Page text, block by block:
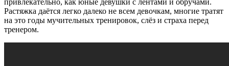
Растяжка даётся легко далеко не всем девочкам, многие тратят
на это годы мучительных тренировок, слёз и страха перед
тренером.